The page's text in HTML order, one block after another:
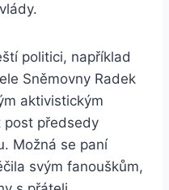
politici, například
Sněmovny Radek
aktivistickým
post předsedy
Možná se paní
svým fanouškům,